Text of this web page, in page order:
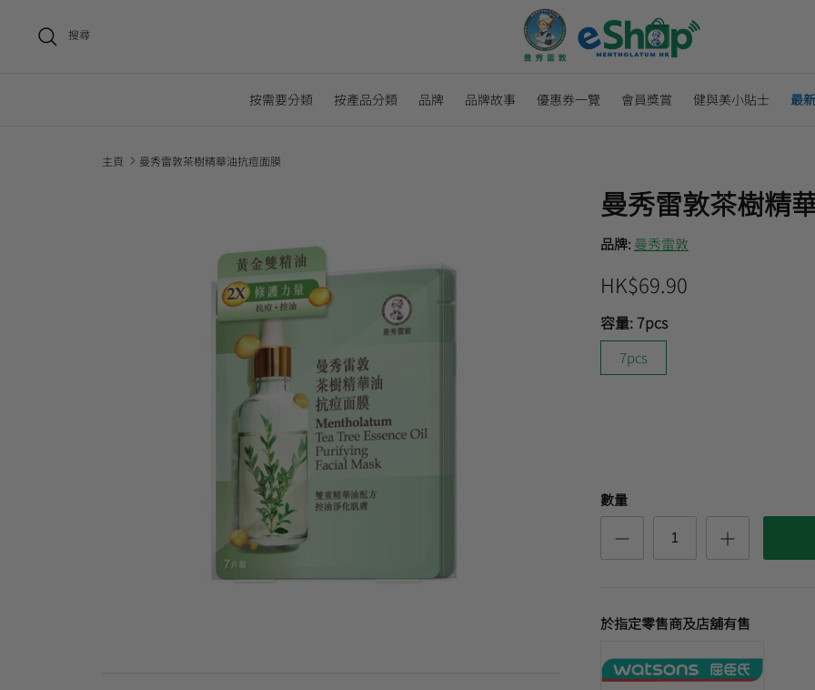
搜尋
按需要分類 按產品分類 品牌 品牌故事 優惠券一覽 會員獎賞 健與美小貼士 最
主頁 曼秀雷敦茶樹精華油抗痘面膜
曼秀雷敦茶樹精
品牌: 曼秀雷敦
HK$69.90
容量:7pcs
7pcs
數量
於指定零售商及店舖有售